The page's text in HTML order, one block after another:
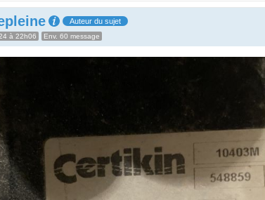
Auteur du sujet
à 22h06 Env. 60 message